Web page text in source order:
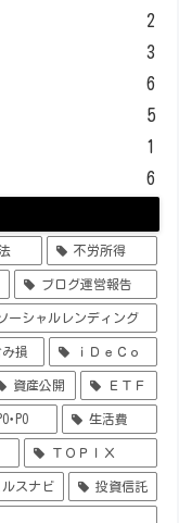
2
3
6
5
1
6
不労所得
ブログ運営報告
ーシャルレンディング
損 ｉＤｅＣｏ
資産公開 ＥＴＦ
･PO 生活費
ＴＯＰＩＸ
スナビ 投資信託